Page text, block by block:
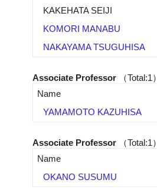
KAKEHATA SEIJI
KOMORI MANABU
NAKAYAMA TSUGUHISA
Associate Professor
（Total:1）
Name
YAMAMOTO KAZUHISA
Associate Professor
（Total:1）
Name
OKANO SUSUMU